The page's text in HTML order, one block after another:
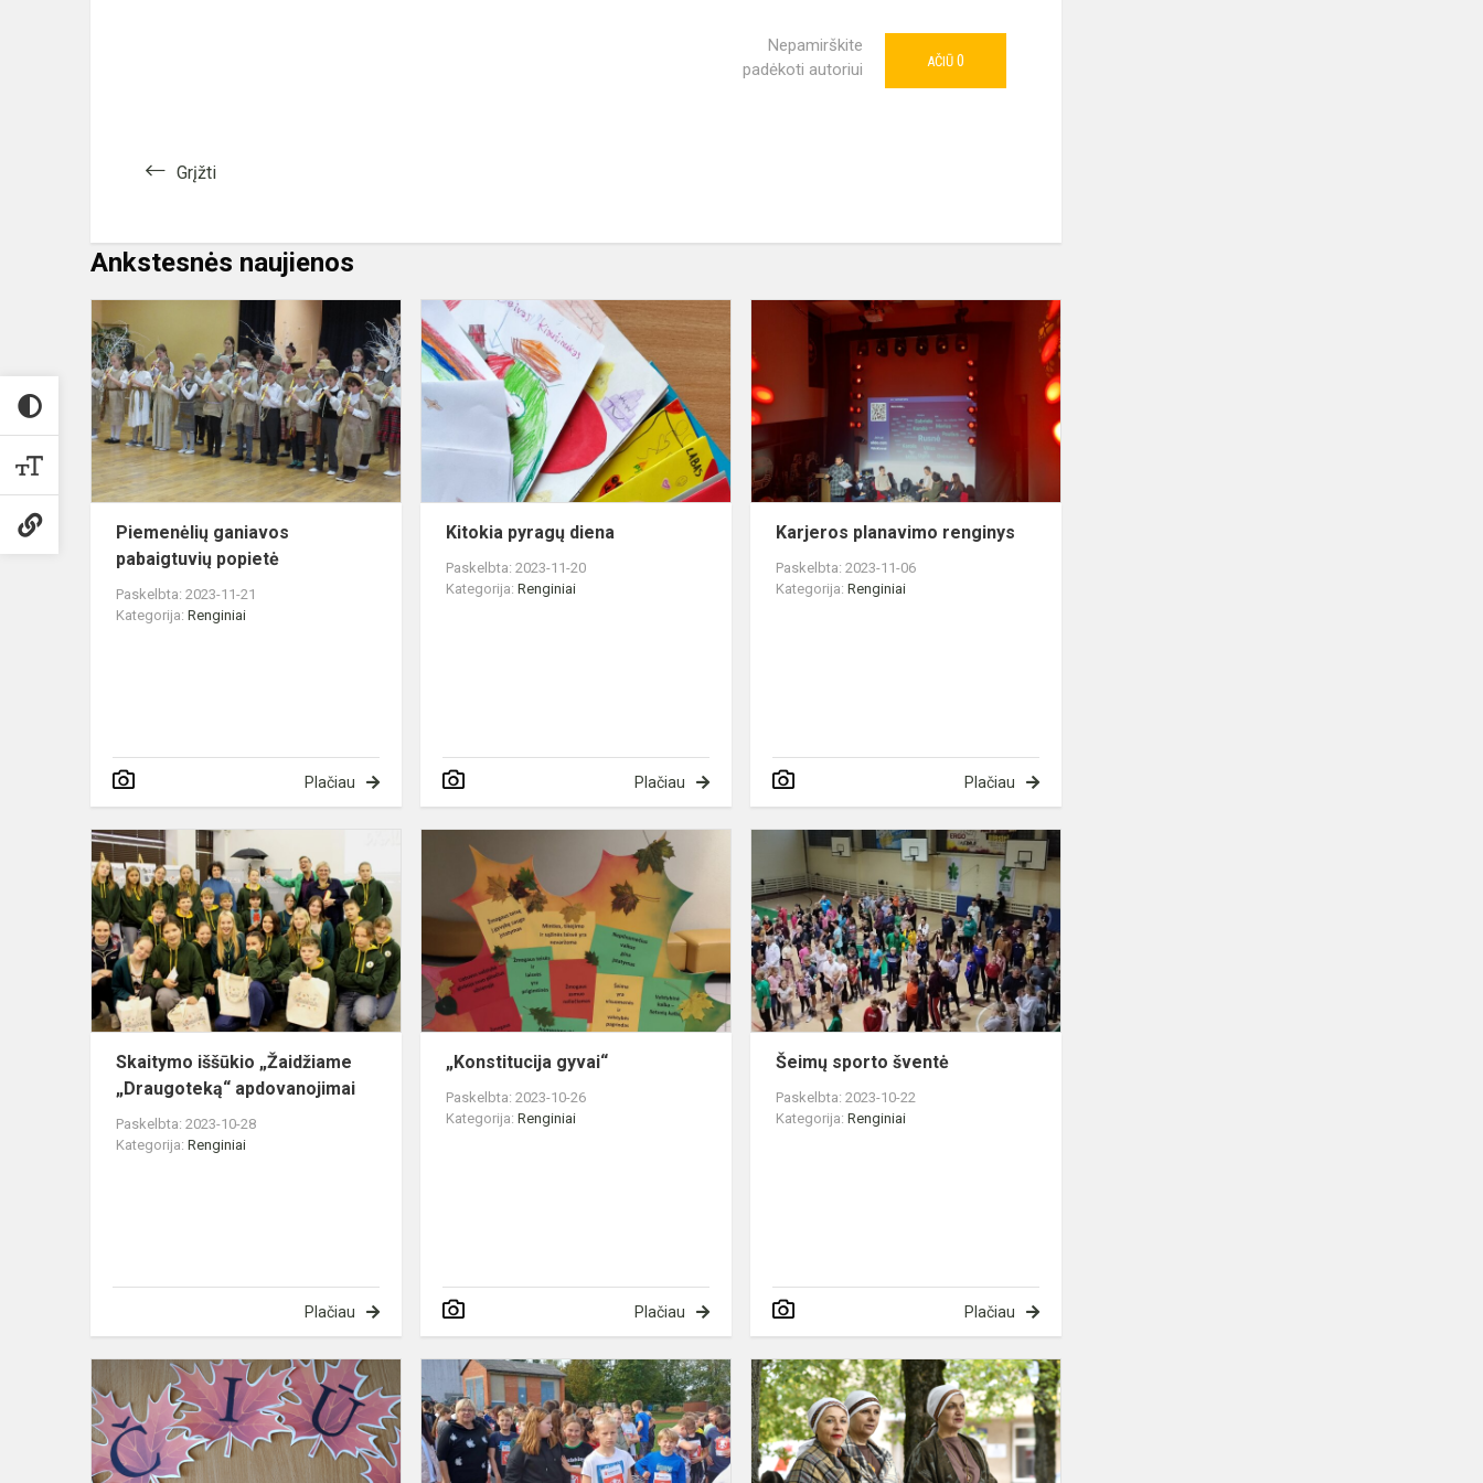
Nepamirškite
padėkoti autoriui
AČIŪ 0
Grįžti
Ankstesnės naujienos
Piemenėlių
ganiavos
pabaigtuvių
popietė
Piemenėlių ganiavos
pabaigtuvių popietė
Paskelbta: 2023-11-21
Kategorija: Renginiai
Plačiau
diena
Kitokia pyragų diena
Paskelbta: 2023-11-20
Kategorija:Renginiai
Plačiau
Karjeros
planavimo
renginys
Karjeros planavimo renginys
Paskelbta: 2023-11-06
Kategorija:Renginiai
Plačiau
Skaitymo
„Žaidžiame
„Draugoteką“
apdovanojimai
Skaitymo iššūkio „Žaidžiame
„Draugoteką“ apdovanojimai
Paskelbta: 2023-10-28
Kategorija: Renginiai
Plačiau
„Konstitucija
„Konstitucija gyvai“
Paskelbta: 2023-10-26
Kategorija:Renginiai
Plačiau
sporto
Šeimų sporto šventė
Paskelbta: 2023-10-22
Kategorija:Renginiai
Plačiau
TAU,
MOKYTOJAU...
Jau
dešimtasis
Solidarumo
bėgimas
Rudens
šventė
Kavarske